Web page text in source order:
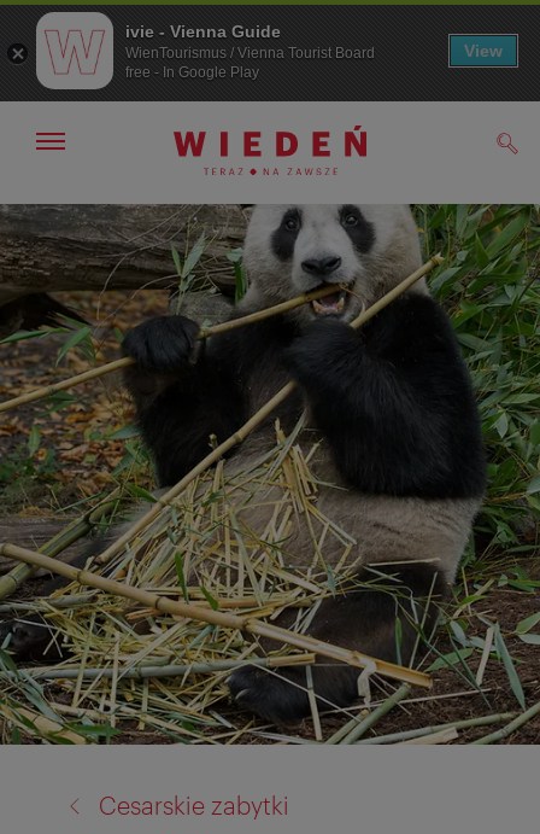
Przejdź
do
nawigacji
Przejdź
do
treści
Pokaż/ukryj
Cesarskie zabytki
ivie - Vienna Guide
WienTourismus / Vienna Tourist Board
free - In Google Play
View